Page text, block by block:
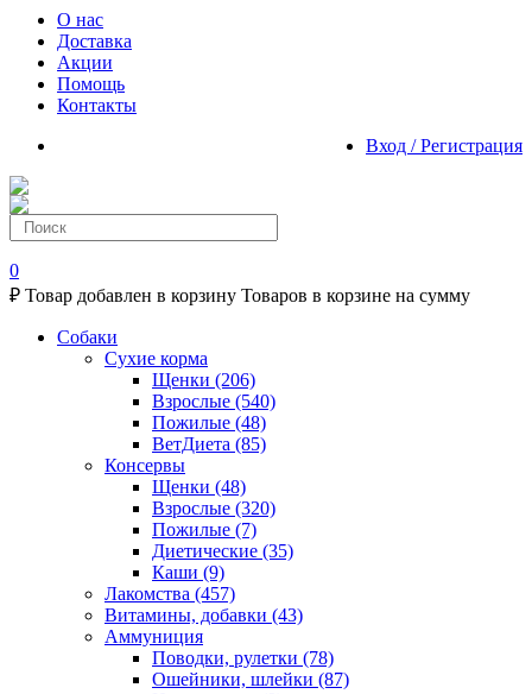
О нас
Доставка
Акции
Помощь
Контакты
Вход / Регистрация
0
₽ Товар добавлен в корзину Товаров в корзине на сумму
Собаки
Сухие корма
Щенки (206)
Взрослые (540)
Пожилые (48)
ВетДиета (85)
Консервы
Щенки (48)
Взрослые (320)
Пожилые (7)
Диетические (35)
Каши (9)
Лакомства (457)
Витамины, добавки (43)
Аммуниция
Поводки, рулетки (78)
Ошейники, шлейки (87)